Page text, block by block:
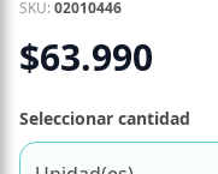
SKU:02010446
$63.990
Seleccionar cantidad